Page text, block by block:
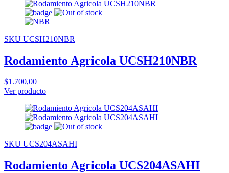
SKU UCSH210NBR
Rodamiento Agricola UCSH210NBR
$1.700,00
Ver producto
SKU UCS204ASAHI
Rodamiento Agricola UCS204ASAHI